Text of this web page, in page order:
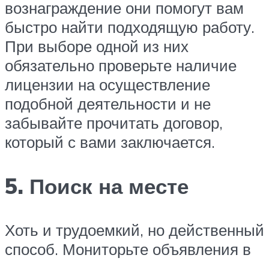
вознаграждение они помогут вам
быстро найти подходящую работу.
При выборе одной из них
обязательно проверьте наличие
лицензии на осуществление
подобной деятельности и не
забывайте прочитать договор,
который с вами заключается.
5. Поиск на месте
Хоть и трудоемкий, но действенный
способ. Мониторьте объявления в